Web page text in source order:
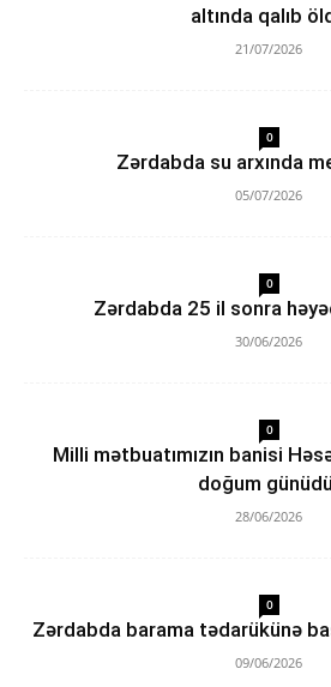
altında qalıb
21/07/2026
0
Zərdabda su arxında
05/07/2026
0
Zərdabda 25 il sonra
30/06/2026
0
Milli mətbuatımızın banisi
doğum
28/06/2026
0
Zərdabda barama tədarükünə
09/06/2026